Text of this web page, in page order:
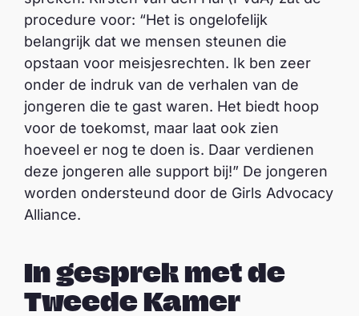
procedure voor: “Het is ongelofelijk
belangrijk dat we mensen steunen die
opstaan voor meisjesrechten. Ik ben zeer
onder de indruk van de verhalen van de
jongeren die te gast waren. Het biedt hoop
voor de toekomst, maar laat ook zien
hoeveel er nog te doen is. Daar verdienen
deze jongeren alle support bij!” De jongeren
worden ondersteund door de Girls Advocacy
Alliance.
In gesprek met de
Tweede Kamer